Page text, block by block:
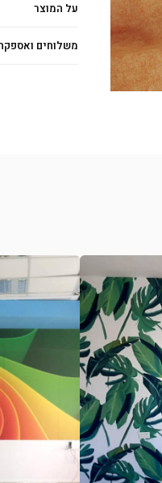
על המוצר
משלוחים